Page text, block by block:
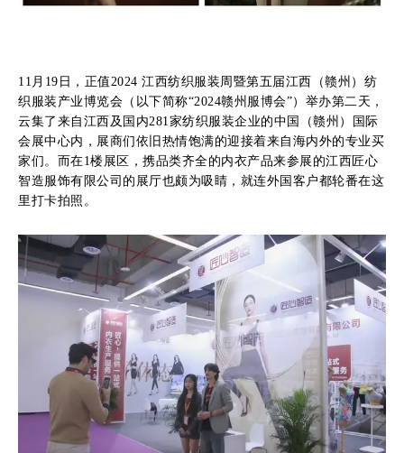
11月19日，正值2024 江西纺织服装周暨第五届江西（赣州）纺
织服装产业博览会（以下简称“2024赣州服博会”）举办第二天，
云集了来自江西及国内281家纺织服装企业的中国（赣州）国际
会展中心内，展商们依旧热情饱满的迎接着来自海内外的专业买
家们。而在1楼展区，携品类齐全的内衣产品来参展的江西匠心
智造服饰有限公司的展厅也颇为吸睛，就连外国客户都轮番在这
里打卡拍照。